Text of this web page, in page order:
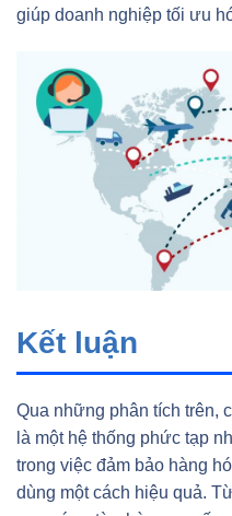
giúp doanh nghiệp tối ưu
Kết luận
Qua những phân tích trên,
là một hệ thống phức tạp
trong việc đảm bảo hàng
dùng một cách hiệu quả.